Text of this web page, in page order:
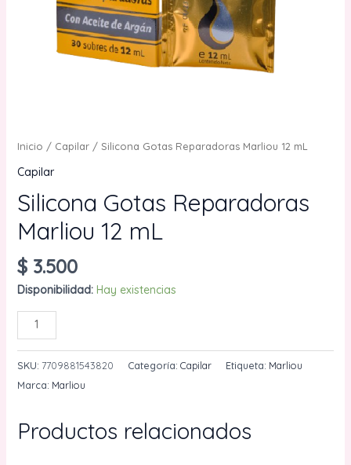
Inicio / Capilar/ Silicona Gotas Reparadoras Marliou 12 mL
Capilar
Silicona Gotas Reparadoras
Marliou 12 mL
$3.500
Disponibilidad: Hay existencias
Silicona
Gotas
Reparadoras
Marliou
cantidad
SKU: 7709881543820 Categoría: Capilar Etiqueta: Marliou
Marca: Marliou
Productos relacionados